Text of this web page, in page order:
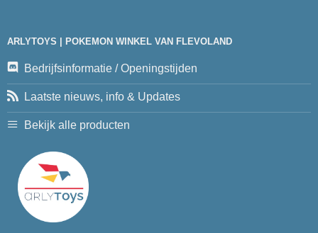
ARLYTOYS | POKEMON WINKEL VAN FLEVOLAND
Bedrijfsinformatie / Openingstijden
Laatste nieuws, info & Updates
Bekijk alle producten